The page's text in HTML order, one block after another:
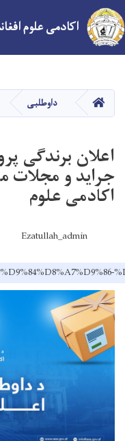
اکادمی علوم
HOME داوطلبی
اعلان برندگی
اکادمی علوم
Ezatullah_admin